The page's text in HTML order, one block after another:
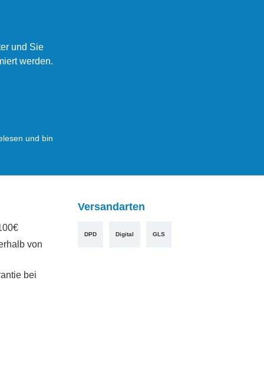
und Sie
werden.
und bin
von
bei
Versandarten
DPD Digital GLS